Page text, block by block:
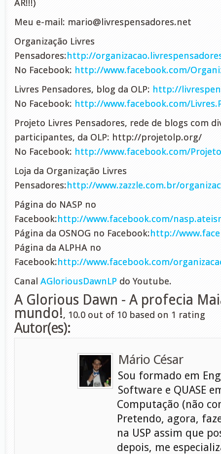
AR!!!)
Meu e-mail: mario@livrespensadores.net
Organização Livres
Pensadores:http://
No Facebook: http://www.facebook.com/
Livres Pensadores, blog da OLP: http://
No Facebook: http://www.facebook.com/
Projeto Livres Pensadores, rede de blogs com
participantes, da OLP: http://projetolp.org/
No Facebook: http://www.facebook.com/
Loja da Organização Livres
Pensadores:http://www.zazzle.com.br/
Página do NASP no
Facebook:http://www.facebook.com/
Página da OSNOG no Facebook:http://
Página da ALPHA no
Facebook:http://www.facebook.com/
Canal AGloriousDawnLP do Youtube.
A Glorious Dawn - A profecia
mundo!, 10.0 out of 10 based on 1 rating
Autor(es):
Mário César
Sou formado em
Software e QUASE
Computação (não
Pretendo, agora,
na USP assim que
depois, me